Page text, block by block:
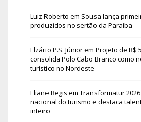
Luiz Roberto em Sousa lança
produzidos no sertão da Paraíba
Elzário P.S. Júniorem Projeto de R$
consolida Polo Cabo Branco como
turístico no Nordeste
Eliane Regis em Transformatur
nacional do turismo e destaca
inteiro